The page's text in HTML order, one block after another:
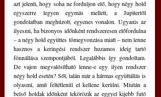
azt jelenti, hogy soha ne forduljon elő, hogy négy hold
egyszerre legyen egymás mellett, a Jupitertől
gondolatban meghúzott, egyenes vonalon. Ugyanis az
ilyesmi, ha bizonyos időnként rendszeresen előfordulna
– a négy hold együttes tömegvonzása miatt – nem lenne
hasznos a keringési rendszer huzamos ideig tartó
fönnállása szempontjából. Legalábbis így gondoltam.
De vajon megvalósítható lenne-e egy ilyen rendszer
négy hold esetén? Sőt, talán már a hármas együttállás is
olyasmi, amit feltétlenül el kellene kerülni. Miután a
belső holdak időnként lekörözik az eggyel kijebb futó